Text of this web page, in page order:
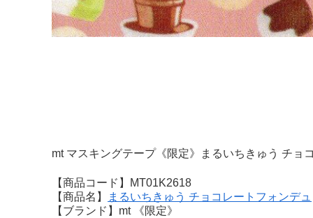
mt マスキングテープ《限定》まるいちきゅう チョ
【商品コード】MT01K2618
【商品名】
まるいちきゅう チョコレートフォンデュ
【ブランド】mt 《限定》